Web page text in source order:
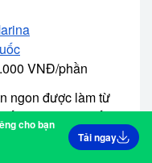
cho bạn
Tải ngay
VNĐ/phần
ngon được làm từ
của Phú Quốc.
tràm để tận
nấm này. Súp nấm